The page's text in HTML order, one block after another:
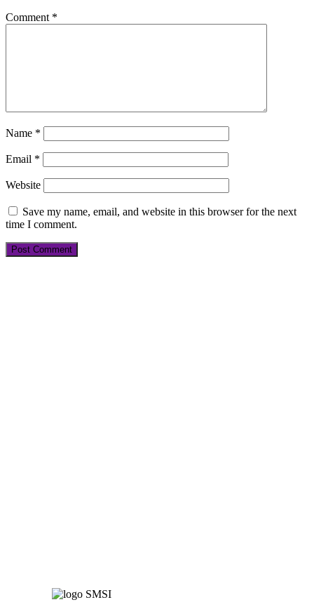
Comment *
Name *
Email *
Website
Save my name, email, and website in this browser for the next
time I comment.